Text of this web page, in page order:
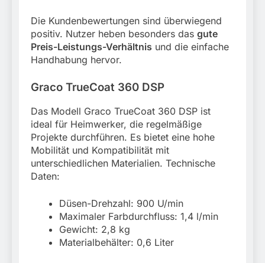
Die Kundenbewertungen sind überwiegend
positiv. Nutzer heben besonders das gute
Preis-Leistungs-Verhältnis und die einfache
Handhabung hervor.
Graco TrueCoat 360 DSP
Das Modell Graco TrueCoat 360 DSP ist
ideal für Heimwerker, die regelmäßige
Projekte durchführen. Es bietet eine hohe
Mobilität und Kompatibilität mit
unterschiedlichen Materialien. Technische
Daten:
Düsen-Drehzahl: 900 U/min
Maximaler Farbdurchfluss: 1,4 l/min
Gewicht: 2,8 kg
Materialbehälter: 0,6 Liter